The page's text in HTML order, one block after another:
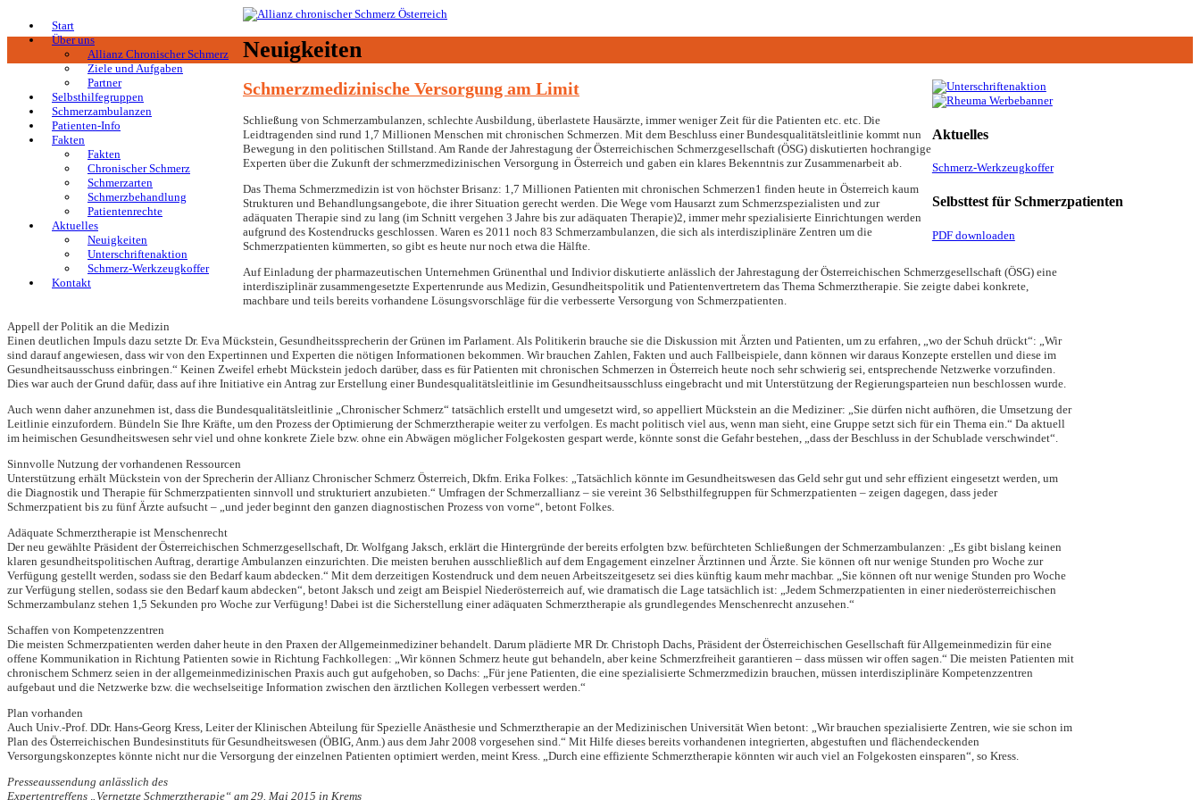
Start
Über uns
Allianz Chronischer Schmerz
Ziele und Aufgaben
Partner
Selbsthilfegruppen
Schmerzambulanzen
Patienten-Info
Fakten
Fakten
Chronischer Schmerz
Schmerzarten
Schmerzbehandlung
Patientenrechte
Aktuelles
Neuigkeiten
Unterschriftenaktion
Schmerz-Werkzeugkoffer
Kontakt
Neuigkeiten
Aktuelles
Schmerz-Werkzeugkoffer
Selbsttest für Schmerzpatienten
PDF downloaden
Schmerzmedizinische Versorgung am Limit
Schließung von Schmerzambulanzen, schlechte Ausbildung, überlastete Hausärzte, immer weniger Zeit für die Patienten etc. etc. Die
Leidtragenden sind rund 1,7 Millionen Menschen mit chronischen Schmerzen. Mit dem Beschluss einer Bundesqualitätsleitlinie kommt nun
Bewegung in den politischen Stillstand. Am Rande der Jahrestagung der Österreichischen Schmerzgesellschaft (ÖSG) diskutierten hochrangige
Experten über die Zukunft der schmerzmedizinischen Versorgung in Österreich und gaben ein klares Bekenntnis zur Zusammenarbeit ab.
Das Thema Schmerzmedizin ist von höchster Brisanz: 1,7 Millionen Patienten mit chronischen Schmerzen1 finden heute in Österreich kaum
Strukturen und Behandlungsangebote, die ihrer Situation gerecht werden. Die Wege vom Hausarzt zum Schmerzspezialisten und zur
adäquaten Therapie sind zu lang (im Schnitt vergehen 3 Jahre bis zur adäquaten Therapie)2, immer mehr spezialisierte Einrichtungen werden
aufgrund des Kostendrucks geschlossen. Waren es 2011 noch 83 Schmerzambulanzen, die sich als interdisziplinäre Zentren um die
Schmerzpatienten kümmerten, so gibt es heute nur noch etwa die Hälfte.
Auf Einladung der pharmazeutischen Unternehmen Grünenthal und Indivior diskutierte anlässlich der Jahrestagung der Österreichischen Schmerzgesellschaft (ÖSG) eine
interdisziplinär zusammengesetzte Expertenrunde aus Medizin, Gesundheitspolitik und Patientenvertretern das Thema Schmerztherapie. Sie zeigte dabei konkrete,
machbare und teils bereits vorhandene Lösungsvorschläge für die verbesserte Versorgung von Schmerzpatienten.
Appell der Politik an die Medizin
Einen deutlichen Impuls dazu setzte Dr. Eva Mückstein, Gesundheitssprecherin der Grünen im Parlament. Als Politikerin brauche sie die Diskussion mit Ärzten und Patienten, um zu erfahren, „wo der Schuh drückt“: „Wir
sind darauf angewiesen, dass wir von den Expertinnen und Experten die nötigen Informationen bekommen. Wir brauchen Zahlen, Fakten und auch Fallbeispiele, dann können wir daraus Konzepte erstellen und diese im
Gesundheitsausschuss einbringen.“ Keinen Zweifel erhebt Mückstein jedoch darüber, dass es für Patienten mit chronischen Schmerzen in Österreich heute noch sehr schwierig sei, entsprechende Netzwerke vorzufinden.
Dies war auch der Grund dafür, dass auf ihre Initiative ein Antrag zur Erstellung einer Bundesqualitätsleitlinie im Gesundheitsausschluss eingebracht und mit Unterstützung der Regierungsparteien nun beschlossen wurde.
Auch wenn daher anzunehmen ist, dass die Bundesqualitätsleitlinie „Chronischer Schmerz“ tatsächlich erstellt und umgesetzt wird, so appelliert Mückstein an die Mediziner: „Sie dürfen nicht aufhören, die Umsetzung der
Leitlinie einzufordern. Bündeln Sie Ihre Kräfte, um den Prozess der Optimierung der Schmerztherapie weiter zu verfolgen. Es macht politisch viel aus, wenn man sieht, eine Gruppe setzt sich für ein Thema ein.“ Da aktuell
im heimischen Gesundheitswesen sehr viel und ohne konkrete Ziele bzw. ohne ein Abwägen möglicher Folgekosten gespart werde, könnte sonst die Gefahr bestehen, „dass der Beschluss in der Schublade verschwindet“.
Sinnvolle Nutzung der vorhandenen Ressourcen
Unterstützung erhält Mückstein von der Sprecherin der Allianz Chronischer Schmerz Österreich, Dkfm. Erika Folkes: „Tatsächlich könnte im Gesundheitswesen das Geld sehr gut und sehr effizient eingesetzt werden, um
die Diagnostik und Therapie für Schmerzpatienten sinnvoll und strukturiert anzubieten.“ Umfragen der Schmerzallianz – sie vereint 36 Selbsthilfegruppen für Schmerzpatienten – zeigen dagegen, dass jeder
Schmerzpatient bis zu fünf Ärzte aufsucht – „und jeder beginnt den ganzen diagnostischen Prozess von vorne“, betont Folkes.
Adäquate Schmerztherapie ist Menschenrecht
Der neu gewählte Präsident der Österreichischen Schmerzgesellschaft, Dr. Wolfgang Jaksch, erklärt die Hintergründe der bereits erfolgten bzw. befürchteten Schließungen der Schmerzambulanzen: „Es gibt bislang keinen
klaren gesundheitspolitischen Auftrag, derartige Ambulanzen einzurichten. Die meisten beruhen ausschließlich auf dem Engagement einzelner Ärztinnen und Ärzte. Sie können oft nur wenige Stunden pro Woche zur
Verfügung gestellt werden, sodass sie den Bedarf kaum abdecken.“ Mit dem derzeitigen Kostendruck und dem neuen Arbeitszeitgesetz sei dies künftig kaum mehr machbar. „Sie können oft nur wenige Stunden pro Woche
zur Verfügung stellen, sodass sie den Bedarf kaum abdecken“, betont Jaksch und zeigt am Beispiel Niederösterreich auf, wie dramatisch die Lage tatsächlich ist: „Jedem Schmerzpatienten in einer niederösterreichischen
Schmerzambulanz stehen 1,5 Sekunden pro Woche zur Verfügung! Dabei ist die Sicherstellung einer adäquaten Schmerztherapie als grundlegendes Menschenrecht anzusehen.“
Schaffen von Kompetenzzentren
Die meisten Schmerzpatienten werden daher heute in den Praxen der Allgemeinmediziner behandelt. Darum plädierte MR Dr. Christoph Dachs, Präsident der Österreichischen Gesellschaft für Allgemeinmedizin für eine
offene Kommunikation in Richtung Patienten sowie in Richtung Fachkollegen: „Wir können Schmerz heute gut behandeln, aber keine Schmerzfreiheit garantieren – dass müssen wir offen sagen.“ Die meisten Patienten mit
chronischem Schmerz seien in der allgemeinmedizinischen Praxis auch gut aufgehoben, so Dachs: „Für jene Patienten, die eine spezialisierte Schmerzmedizin brauchen, müssen interdisziplinäre Kompetenzzentren
aufgebaut und die Netzwerke bzw. die wechselseitige Information zwischen den ärztlichen Kollegen verbessert werden.“
Plan vorhanden
Auch Univ.-Prof. DDr. Hans-Georg Kress, Leiter der Klinischen Abteilung für Spezielle Anästhesie und Schmerztherapie an der Medizinischen Universität Wien betont: „Wir brauchen spezialisierte Zentren, wie sie schon im
Plan des Österreichischen Bundesinstituts für Gesundheitswesen (ÖBIG, Anm.) aus dem Jahr 2008 vorgesehen sind.“ Mit Hilfe dieses bereits vorhandenen integrierten, abgestuften und flächendeckenden
Versorgungskonzeptes könnte nicht nur die Versorgung der einzelnen Patienten optimiert werden, meint Kress. „Durch eine effiziente Schmerztherapie könnten wir auch viel an Folgekosten einsparen“, so Kress.
Presseaussendung anlässlich des
Expertentreffens „Vernetzte Schmerztherapie“ am 29. Mai 2015 in Krems